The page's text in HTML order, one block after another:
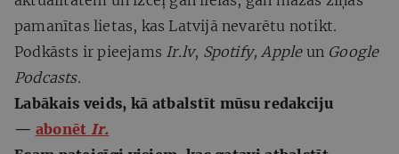
pamanītas lietas, kas Latvijā nevarētu notikt.
Podkāsts ir pieejams Ir.lv, Spotify, Apple un Google
Podcasts.
Labākais veids, kā atbalstīt mūsu redakciju
— abonēt Ir.